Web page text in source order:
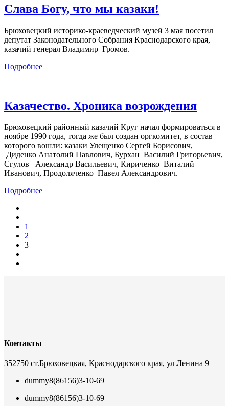
Слава Богу, что мы казаки!
Брюховецкий историко-краеведческий музей 3 мая посетил
депутат Законодательного Собрания Краснодарского края,
казачий генерал Владимир Громов.
Подробнее
Казачество. Хроника возрождения
Брюховецкий районный казачий Круг начал формироваться в
ноябре 1990 года, тогда же был создан оргкомитет, в состав
которого вошли: казаки Улещенко Сергей Борисович,
Диденко Анатолий Павлович, Бурхан Василий Григорьевич,
Сгулов Александр Васильевич, Кириченко Виталий
Иванович, Продоляченко Павел Александрович.
Подробнее
1
2
3
Контакты
352750 ст.Брюховецкая, Краснодарского края, ул Ленина 9
dummy8(86156)3-10-69
dummy8(86156)3-10-69